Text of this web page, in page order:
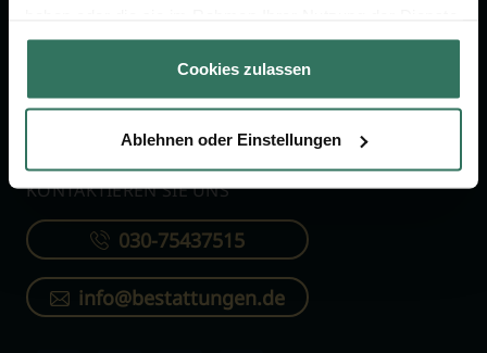
gesammelt haben.
Cookies zulassen
Ablehnen oder Einstellungen
KONTAKTIEREN SIE UNS
030-75437515
info@bestattungen.de